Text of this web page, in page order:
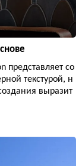
представляет со
текстурой, н
выразит